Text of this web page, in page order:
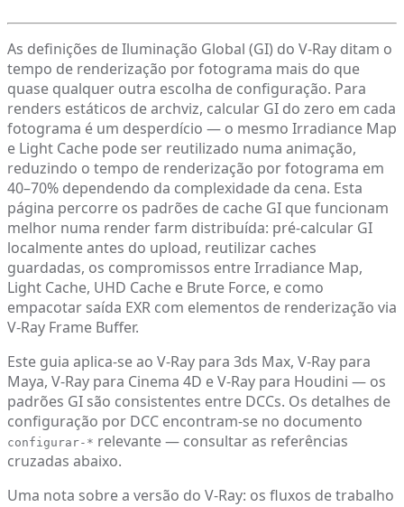
As definições de Iluminação Global (GI) do V-Ray ditam o
tempo de renderização por fotograma mais do que
quase qualquer outra escolha de configuração. Para
renders estáticos de archviz, calcular GI do zero em cada
fotograma é um desperdício — o mesmo Irradiance Map
e Light Cache pode ser reutilizado numa animação,
reduzindo o tempo de renderização por fotograma em
40–70% dependendo da complexidade da cena. Esta
página percorre os padrões de cache GI que funcionam
melhor numa render farm distribuída: pré-calcular GI
localmente antes do upload, reutilizar caches
guardadas, os compromissos entre Irradiance Map,
Light Cache, UHD Cache e Brute Force, e como
empacotar saída EXR com elementos de renderização via
V-Ray Frame Buffer.
Este guia aplica-se ao V-Ray para 3ds Max, V-Ray para
Maya, V-Ray para Cinema 4D e V-Ray para Houdini — os
padrões GI são consistentes entre DCCs. Os detalhes de
configuração por DCC encontram-se no documento
configurar-* relevante — consultar as referências
cruzadas abaixo.
Uma nota sobre a versão do V-Ray: os fluxos de trabalho